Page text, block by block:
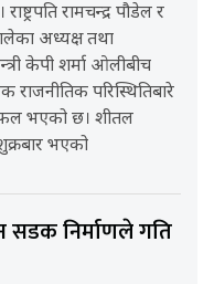
रामचन्द्र पौडेल र
अध्यक्ष तथा
केपी शर्मा ओलीबीच
राजनीतिक परिस्थितिबारे
भएको छ। शीतल
भएको
सडक निर्माणले गति